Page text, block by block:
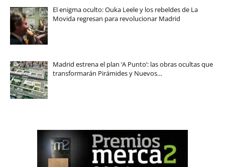
El enigma oculto: Ouka Leele y los rebeldes de La
Movida regresan para revolucionar Madrid
Madrid estrena el plan ‘A Punto’: las obras ocultas que
transformarán Pirámides y Nuevos…